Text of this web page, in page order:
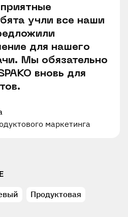
учли все наши
для нашего
Мы обязательно
вновь для
маркетинга
Продуктовая